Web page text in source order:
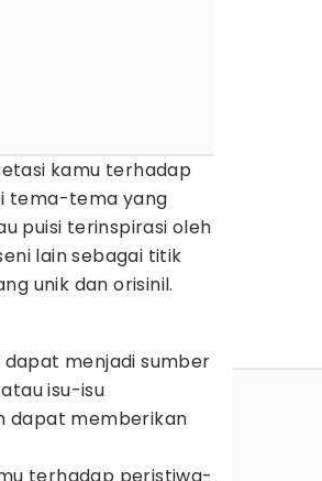
kamu terhadap
tema-tema yang
puisi terinspirasi oleh
lain sebagai titik
unik dan orisinil.
menjadi sumber
isu-isu
dapat memberikan